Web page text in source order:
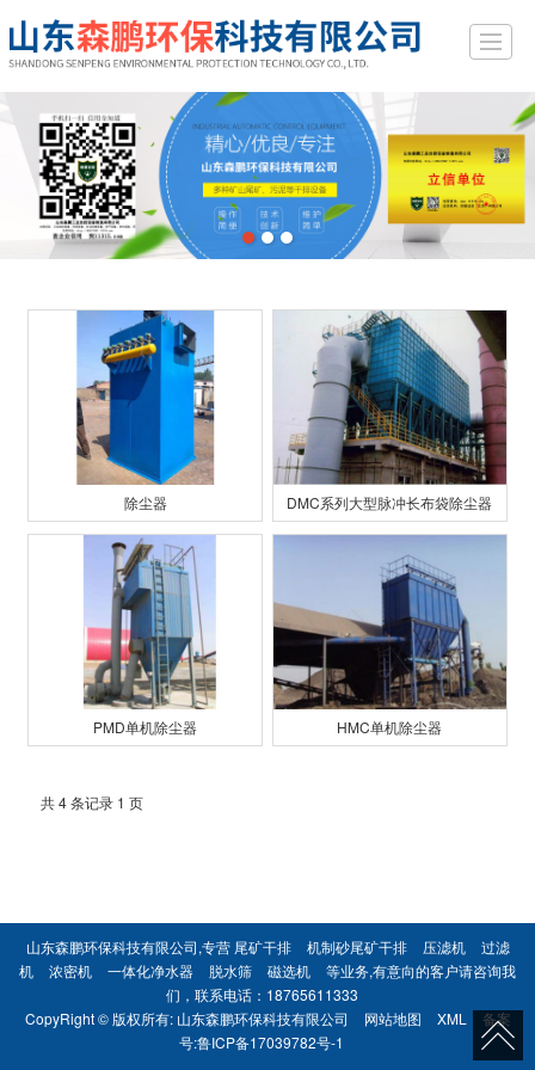
综合首页关于我们 产品展示 新闻动态 案例展示行业常识 联
除尘器 DMC系列大型脉冲长布袋除尘器
PMD单机除尘器 HMC单机除尘器
共 4 条记录 1 页
山东森鹏环保科技有限公司,专营 尾矿干排 机制砂尾矿干排 压滤机
过滤
机
浓密机 一体化净水器 脱水筛 磁选机
等业务,有意向的客户请咨询我
们，联系电话： 18765611333
CopyRight © 版权所有: 山东森鹏环保科技有限公司 网站地图 XML
备案
号:鲁ICP备17039782号-1